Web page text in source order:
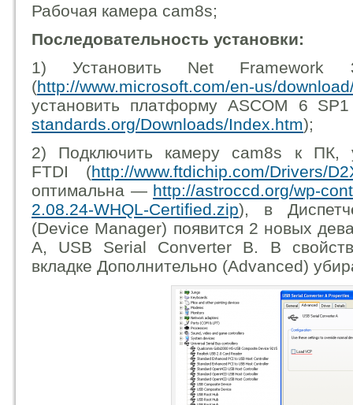
Рабочая камера cam8s;
Последовательность установки:
1) Установить Net
(http://www.microsoft.com/en-us/
установить платформу ASCOM 6
standards.org/Downloads/Index.htm);
2) Подключить камеру cam8s к ПК,
FTDI (http://www.ftdichip.com/Drivers/
оптимальна — http://astroccd.org/wp-
2.08.24-WHQL-Certified.zip), в
(Device Manager) появится 2 новых
A, USB Serial Converter B. В
вкладке Дополнительно (Advanced)